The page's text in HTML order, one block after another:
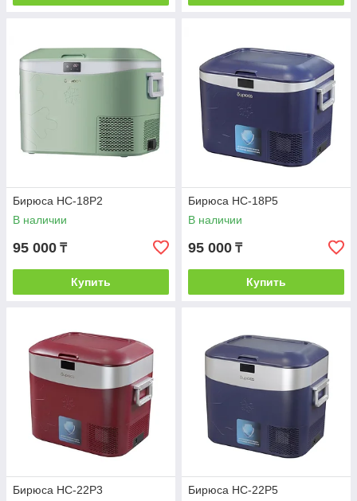
Бирюса НС-18P2
В наличии
95 000 ₸
Купить
Бирюса НС-18P5
В наличии
95 000 ₸
Купить
Бирюса НС-22P3
Бирюса НС-22P5